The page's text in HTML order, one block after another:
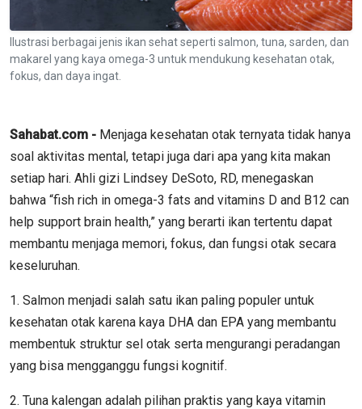
Ilustrasi berbagai jenis ikan sehat seperti salmon, tuna, sarden, dan
makarel yang kaya omega-3 untuk mendukung kesehatan otak,
fokus, dan daya ingat.
Sahabat.com - Menjaga kesehatan otak ternyata tidak hanya
soal aktivitas mental, tetapi juga dari apa yang kita makan
setiap hari. Ahli gizi Lindsey DeSoto, RD, menegaskan
bahwa “fish rich in omega-3 fats and vitamins D and B12 can
help support brain health,” yang berarti ikan tertentu dapat
membantu menjaga memori, fokus, dan fungsi otak secara
keseluruhan.
1. Salmon menjadi salah satu ikan paling populer untuk
kesehatan otak karena kaya DHA dan EPA yang membantu
membentuk struktur sel otak serta mengurangi peradangan
yang bisa mengganggu fungsi kognitif.
2. Tuna kalengan adalah pilihan praktis yang kaya vitamin